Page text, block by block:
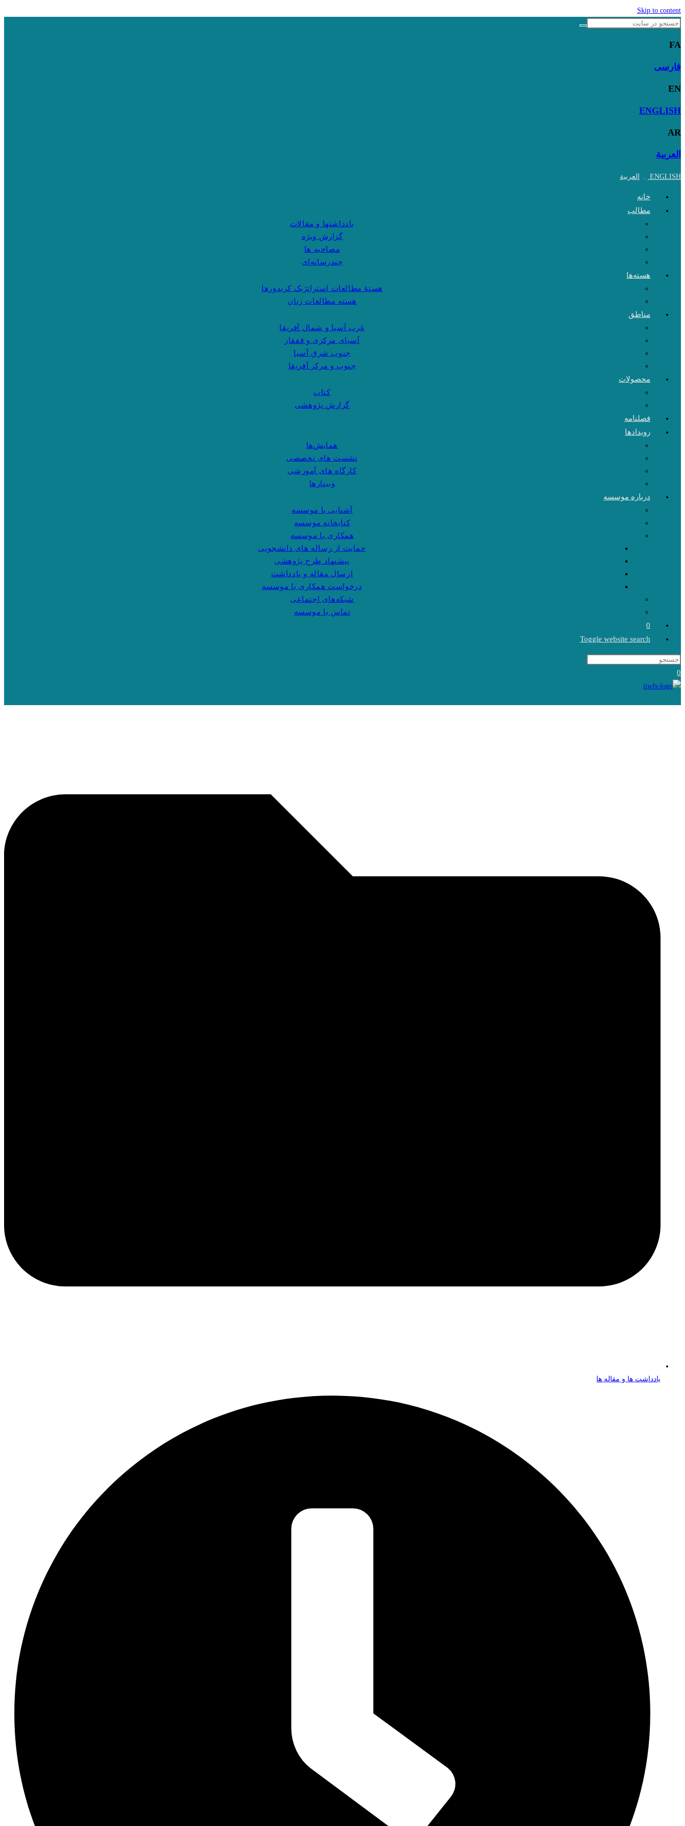
Skip to content
FA
فارسی
EN
ENGLISH
AR
العربية
ENGLISH
. العربية
خانه
مطالب
یادداشتها و مقالات
گزارش ویژه
مصاحبه ها
چندرسانه‌ای
هسته‌ها
هستهٔ مطالعات استراتژیک کریدورها
هسته مطالعات زنان
مناطق
غرب آسیا و شمال آفریقا
آسیای مرکزی و قفقاز
جنوب شرق آسیا
جنوب و مرکز آفریقا
محصولات
کتاب
گزارش پژوهشی
فصلنامه
رویدادها
همایش‌ها
نشست های تخصصی
کارگاه های آموزشی
وبینارها
درباره موسسه
آشنایی با موسسه
کتابخانه موسسه
همکاری با موسسه
حمایت از رساله های دانشجویی
پیشنهاد طرح پژوهشی
ارسال مقاله و یادداشت
درخواست همکاری با موسسه
شبکه‌های اجتماعی
تماس با موسسه
0
Toggle website search
0
یادداشت ها و مقاله ها